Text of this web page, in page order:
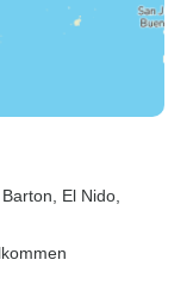
Barton , El Nido